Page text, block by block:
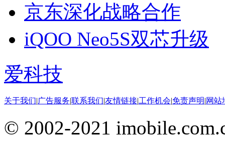
京东深化战略合作
iQOO Neo5S双芯升级
爱科技
关于我们|广告服务|联系我们|友情链接|工作机会|免责声明|网站
© 2002-2021